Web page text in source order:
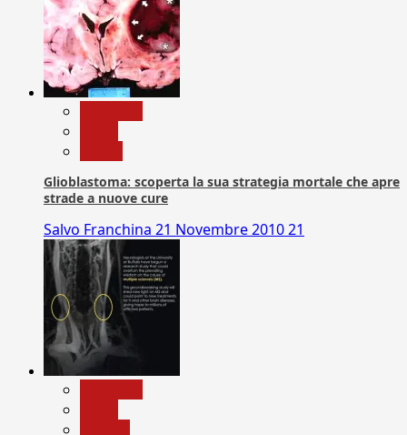
Glioblastoma: scoperta la sua strategia mortale che apre
strade a nuove cure
Salvo Franchina 21 Novembre 201021